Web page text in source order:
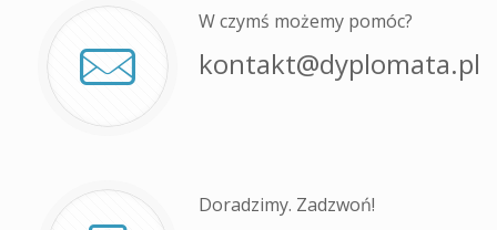
W czymś możemy pomóc?
kontakt@dyplomata.pl
Doradzimy. Zadzwoń!